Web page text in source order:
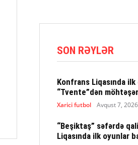
SON RƏYLƏR
Konfrans Liqasında
“Tvente”dən
Xarici futbol Avqust 7, 2026
“Beşiktaş” səfərdə
Liqasında ilk oyunlar